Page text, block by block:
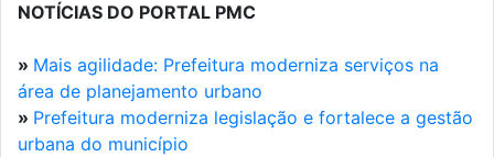
NOTÍCIAS DO PORTAL PMC
» Mais agilidade: Prefeitura moderniza serviços na
área de planejamento urbano
» Prefeitura moderniza legislação e fortalece a gestão
urbana do município